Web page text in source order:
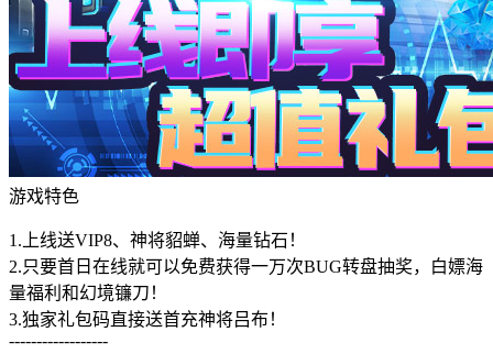
游戏特色
1.上线送VIP8、神将貂蝉、海量钻石！
2.只要首日在线就可以免费获得一万次BUG转盘抽奖，白嫖海
量福利和幻境镰刀！
3.独家礼包码直接送首充神将吕布！
------------------